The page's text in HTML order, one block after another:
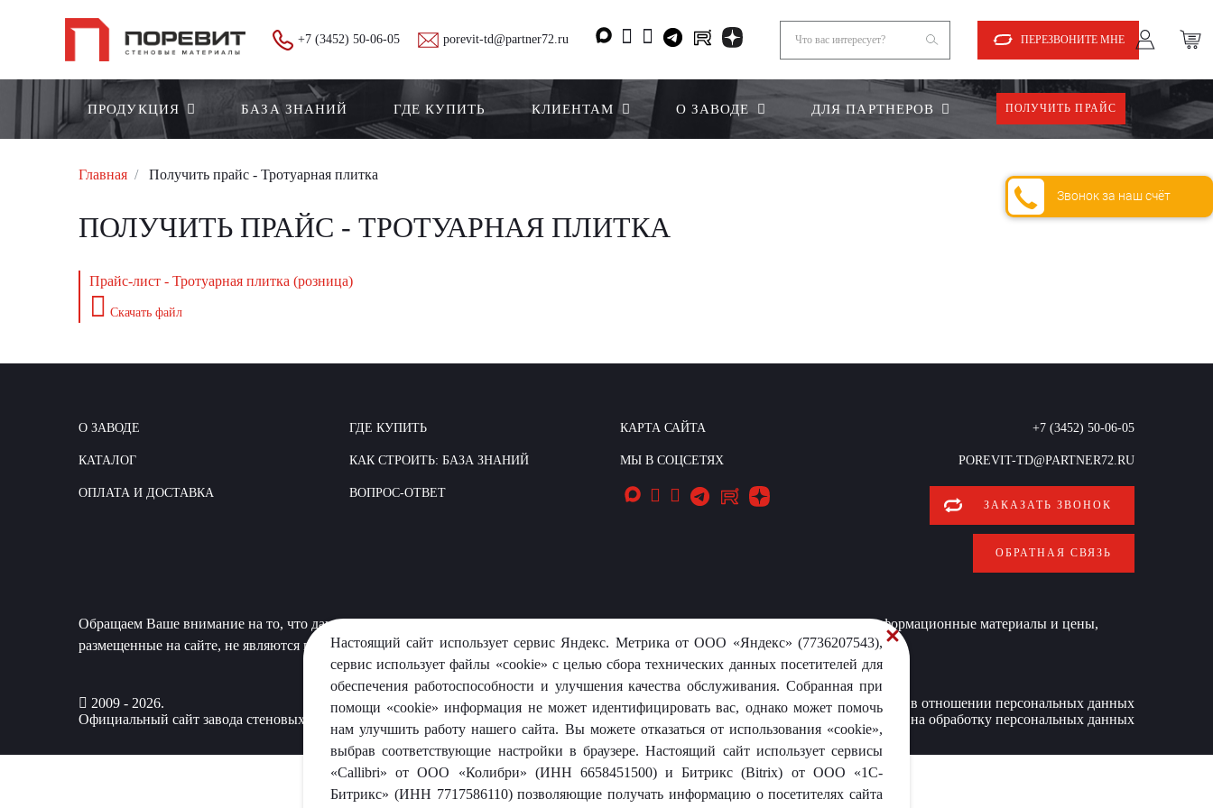
+7 (3452) 50-06-05 porevit-td@partner72.ru ПЕРЕЗВОНИТЕ МНЕ
ПРОДУКЦИЯ БАЗА ЗНАНИЙ ГДЕ КУПИТЬ КЛИЕНТАМ О ЗАВОДЕ ДЛЯ ПАРТНЕРОВ ПОЛУЧИТЬ ПРАЙС
Главная Получить прайс - Тротуарная плитка
ПОЛУЧИТЬ ПРАЙС - ТРОТУАРНАЯ ПЛИТКА
Прайс-лист - Тротуарная плитка (розница)
Скачать файл
О ЗАВОДЕ
КАТАЛОГ
ОПЛАТА И ДОСТАВКА
ГДЕ КУПИТЬ
КАК СТРОИТЬ: БАЗА ЗНАНИЙ
ВОПРОС-ОТВЕТ
КАРТА САЙТА
МЫ В СОЦСЕТЯХ
+7 (3452) 50-06-05
POREVIT-TD@PARTNER72.RU
ЗАКАЗАТЬ ЗВОНОК
ОБРАТНАЯ СВЯЗЬ
Обращаем Ваше внимание на то, что данный сайт носит исключительно информационный характер и ни при каких условиях информационные материалы и цены,
размещенные на сайте, не являются публичной офертой.
2009 - 2026.
Официальный сайт завода стеновых материалов «Поревит»
Политика в отношении персональных данных
Согласие на обработку персональных данных
Настоящий сайт использует сервис Яндекс. Метрика от ООО «Яндекс» (7736207543),
сервис использует файлы «cookie» с целью сбора технических данных посетителей для
обеспечения работоспособности и улучшения качества обслуживания. Собранная при
помощи «cookie» информация не может идентифицировать вас, однако может помочь
нам улучшить работу нашего сайта. Вы можете отказаться от использования «cookie»,
выбрав соответствующие настройки в браузере. Настоящий сайт использует сервисы
«Callibri» от ООО «Колибри» (ИНН 6658451500) и Битрикс (Bitrix) от ООО «1С-
Битрикс» (ИНН 7717586110) позволяющие получать информацию о посетителях сайта
Звонок за наш счёт